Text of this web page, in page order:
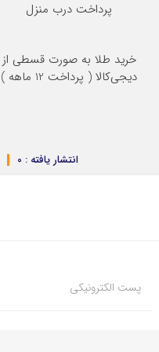
پرداخت درب منزل
خرید طلا به صورت قسطی از
دیجی‌کالا ( پرداخت 12 ماهه )
انتشار یافته : 0
پست الکترونیکی